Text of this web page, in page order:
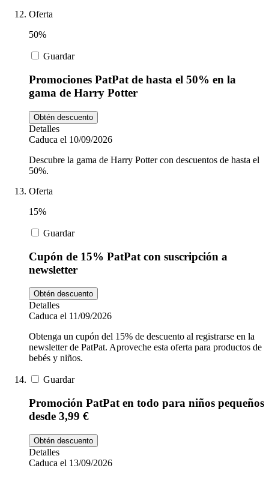
Oferta
50%
Guardar
Promociones PatPat de hasta el 50% en la
gama de Harry Potter
Obtén descuento
Detalles
Caduca el 10/09/2026
Descubre la gama de Harry Potter con descuentos de hasta el
50%.
Oferta
15%
Guardar
Cupón de 15% PatPat con suscripción a
newsletter
Obtén descuento
Detalles
Caduca el 11/09/2026
Obtenga un cupón del 15% de descuento al registrarse en la
newsletter de PatPat. Aproveche esta oferta para productos de
bebés y niños.
Guardar
Promoción PatPat en todo para niños pequeños
desde 3,99 €
Obtén descuento
Detalles
Caduca el 13/09/2026